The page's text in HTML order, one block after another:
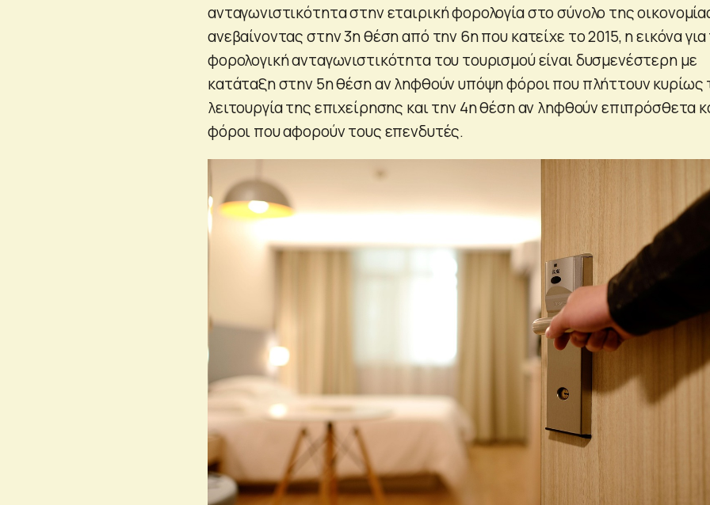
ανταγωνιστικότητα στην εταιρική φορολογία στο σύνολο της
ανεβαίνοντας στην 3η θέση από την 6η που κατείχε το 2015, η εικόνα
φορολογική ανταγωνιστικότητα του τουρισμού είναι δυσμενέστερη με
κατάταξη στην 5η θέση αν ληφθούν υπόψη φόροι που πλήττουν κυρίως
λειτουργία της επιχείρησης και την 4η θέση αν ληφθούν επιπρόσθετα
φόροι που αφορούν τους επενδυτές.